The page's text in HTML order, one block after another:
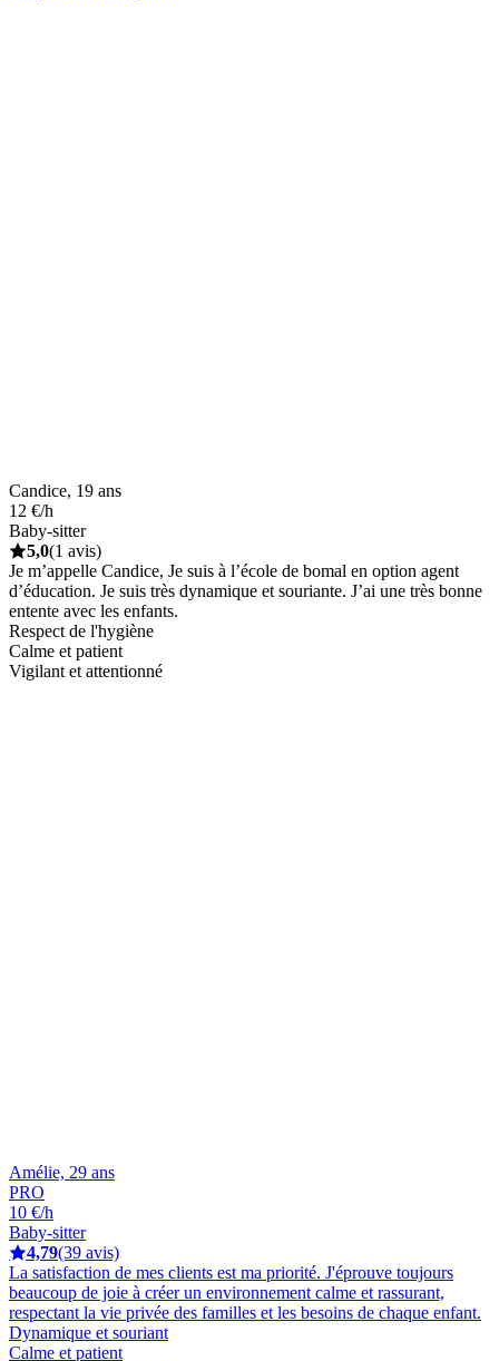
Candice, 19 ans
12 €/h
Baby-sitter
5,0(1 avis)
Je m’appelle Candice, Je suis à l’école de bomal en option agent
d’éducation. Je suis très dynamique et souriante. J’ai une très bonne
entente avec les enfants.
Respect de l'hygiène
Calme et patient
Vigilant et attentionné
Amélie, 29 ans
PRO
10 €/h
Baby-sitter
4,79(39 avis)
La satisfaction de mes clients est ma priorité. J'éprouve toujours
beaucoup de joie à créer un environnement calme et rassurant,
respectant la vie privée des familles et les besoins de chaque enfant.
Dynamique et souriant
Calme et patient